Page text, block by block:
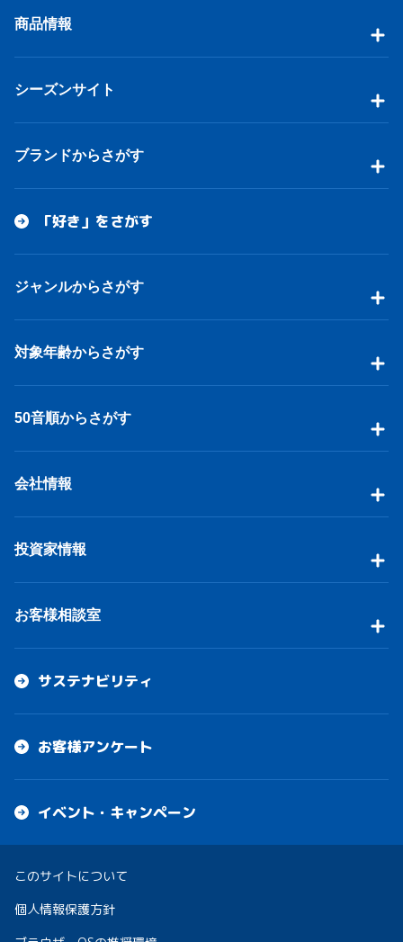
商品情報
シーズンサイト
ブランドからさがす
「好き」をさがす
ジャンルからさがす
対象年齢からさがす
50音順からさがす
会社情報
投資家情報
お客様相談室
サステナビリティ
お客様アンケート
イベント・キャンペーン
このサイトについて
個人情報保護方針